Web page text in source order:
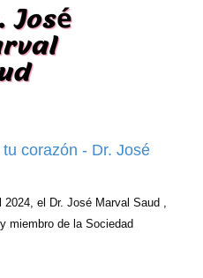
corazón - Dr. José
el Dr. José Marval Saud ,
miembro de la Sociedad